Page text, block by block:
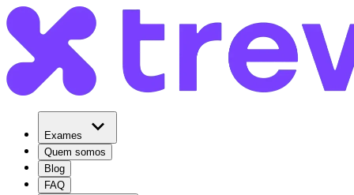
Exames
Quem somos
Blog
FAQ